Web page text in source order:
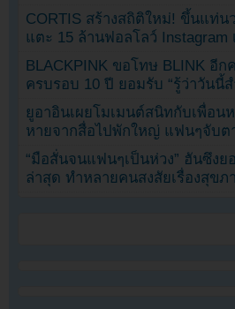
CORTIS สร้างสถิติใหม่! ขึ้นแท่น
แตะ 15 ล้านฟอลโลว์ Instagram
BLACKPINK ขอโทษ BLINK อีก
ครบรอบ 10 ปี ยอมรับ “รู้ว่าวันนี้
ยูอาอินเผยโมเมนต์สนิทกับเพื่อน
หายจากสื่อไปพักใหญ่ แฟนๆจับต
“มือสั่นจนแฟนๆเป็นห่วง” ฮันซึงย
ล่าสุด ทำหลายคนสงสัยเรื่องสุขภ